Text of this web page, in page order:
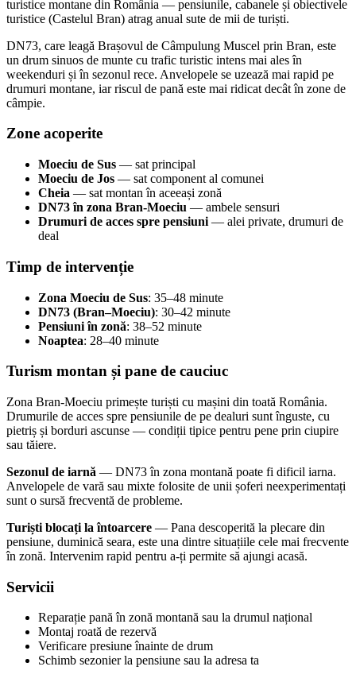
turistice montane din România — pensiunile, cabanele și obiectivele
turistice (Castelul Bran) atrag anual sute de mii de turiști.
DN73, care leagă Brașovul de Câmpulung Muscel prin Bran, este
un drum sinuos de munte cu trafic turistic intens mai ales în
weekenduri și în sezonul rece. Anvelopele se uzează mai rapid pe
drumuri montane, iar riscul de pană este mai ridicat decât în zone de
câmpie.
Zone acoperite
Moeciu de Sus — sat principal
Moeciu de Jos — sat component al comunei
Cheia — sat montan în aceeași zonă
DN73 în zona Bran-Moeciu — ambele sensuri
Drumuri de acces spre pensiuni — alei private, drumuri de
deal
Timp de intervenție
Zona Moeciu de Sus: 35–48 minute
DN73 (Bran–Moeciu): 30–42 minute
Pensiuni în zonă: 38–52 minute
Noaptea: 28–40 minute
Turism montan și pane de cauciuc
Zona Bran-Moeciu primește turiști cu mașini din toată România.
Drumurile de acces spre pensiunile de pe dealuri sunt înguste, cu
pietriș și borduri ascunse — condiții tipice pentru pene prin ciupire
sau tăiere.
Sezonul de iarnă — DN73 în zona montană poate fi dificil iarna.
Anvelopele de vară sau mixte folosite de unii șoferi neexperimentați
sunt o sursă frecventă de probleme.
Turiști blocați la întoarcere — Pana descoperită la plecare din
pensiune, duminică seara, este una dintre situațiile cele mai frecvente
în zonă. Intervenim rapid pentru a-ți permite să ajungi acasă.
Servicii
Reparație pană în zonă montană sau la drumul național
Montaj roată de rezervă
Verificare presiune înainte de drum
Schimb sezonier la pensiune sau la adresa ta